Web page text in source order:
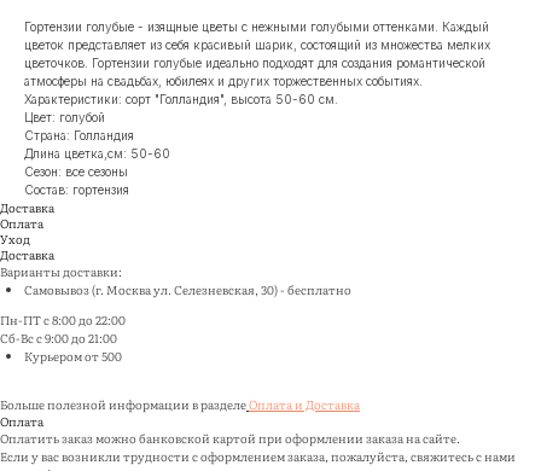
Гортензии голубые - изящные цветы с нежными голубыми оттенками. Каждый
цветок представляет из себя красивый шарик, состоящий из множества мелких
цветочков. Гортензии голубые идеально подходят для создания романтической
атмосферы на свадьбах, юбилеях и других торжественных событиях.
Характеристики: сорт "Голландия", высота 50-60 см.
Цвет: голубой
Страна: Голландия
Длина цветка,см: 50-60
Сезон: все сезоны
Состав: гортензия
Доставка
Оплата
Уход
Доставка
Варианты доставки:
Самовывоз (г. Москва ул. Селезневская, 30) - бесплатно
Пн-ПТ с 8:00 до 22:00
Сб-Вс с 9:00 до 21:00
Курьером от 500
Больше полезной информации в разделеОплата и Доставка
Оплата
Оплатить заказ можно банковской картой при оформлении заказа на сайте.
Если у вас возникли трудности с оформлением заказа, пожалуйста, свяжитесь с нами